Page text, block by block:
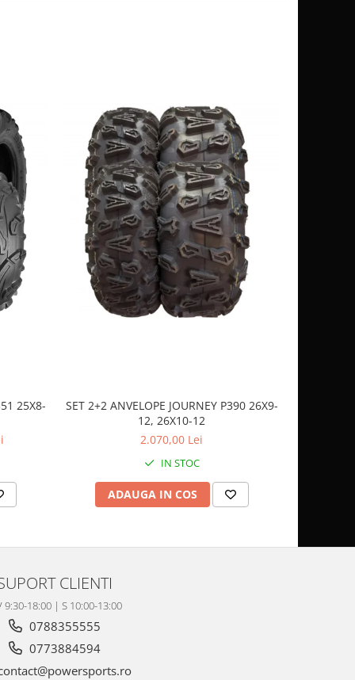
25X8-
SET 2+2 ANVELOPE JOURNEY P390 26X9-
12, 26X10-12
2.070,00 Lei
IN STOC
ADAUGA IN COS
CLIENTI
9:30-18:00 | S 10:00-13:00
0788355555
0773884594